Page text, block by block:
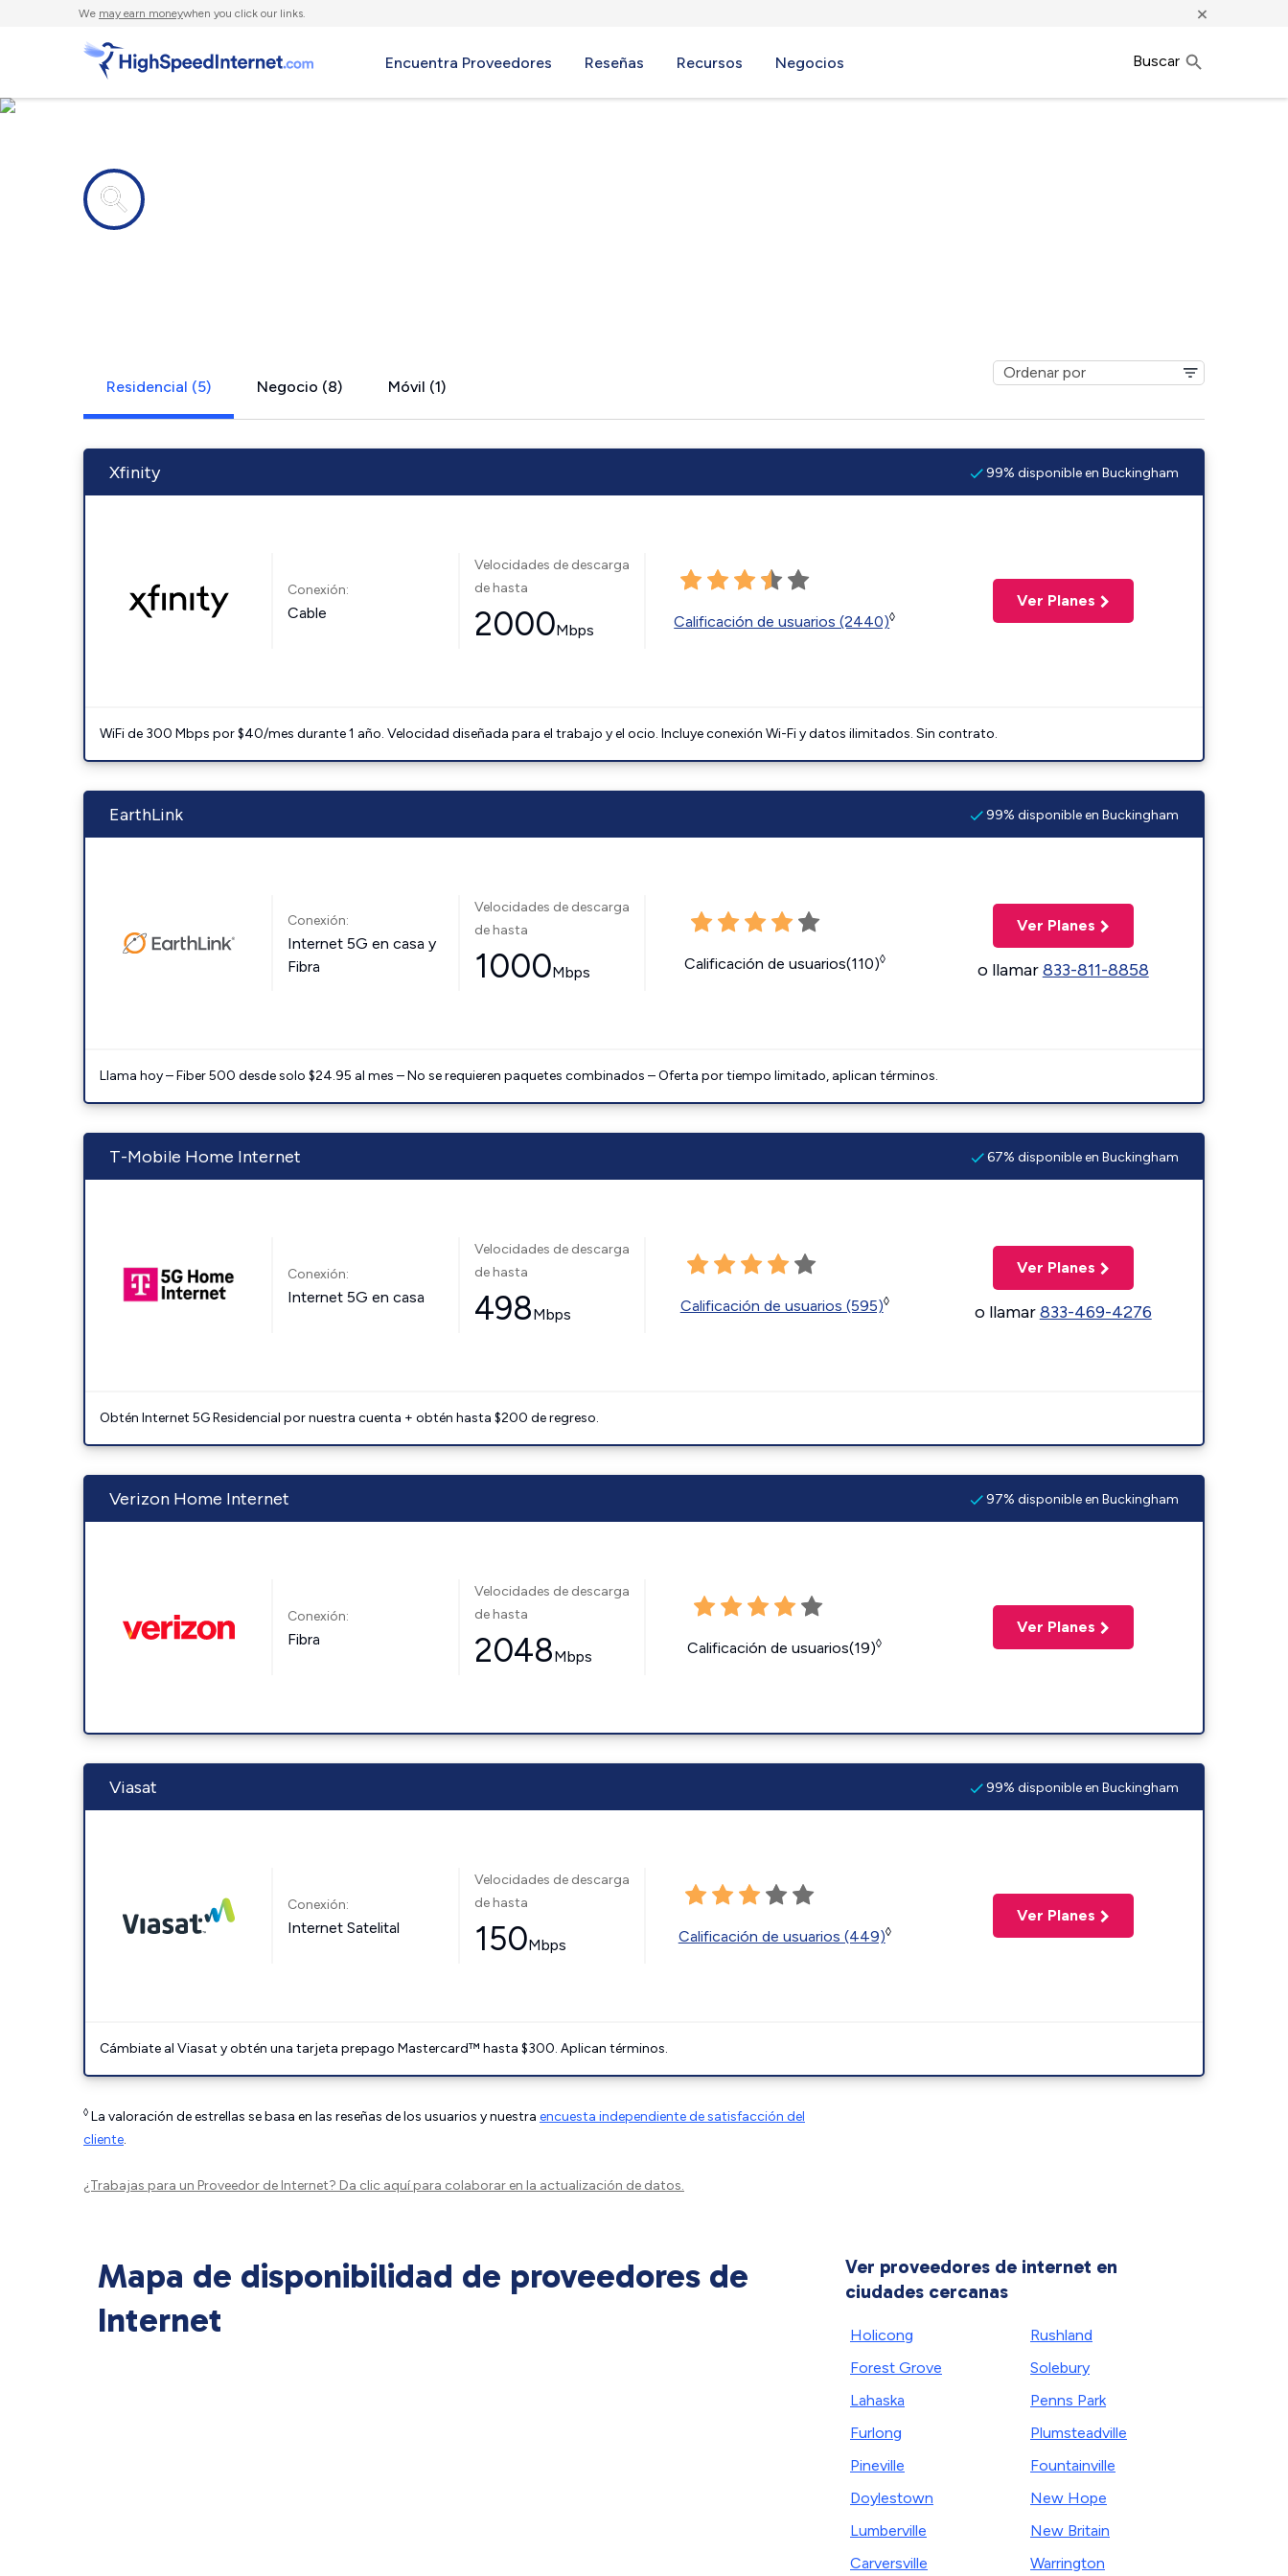
We may earn moneywhen you click our links. ×
Encuentra Proveedores Reseñas Recursos Negocios Buscar
Residencial (5) Negocio (8) Móvil (1)
Xfinity 99% disponible en Buckingham
Conexión:
Cable
Velocidades de descarga
de hasta
2000Mbps Calificación de usuarios (2440)◊
Ver Planes
WiFi de 300 Mbps por $40/mes durante 1 año. Velocidad diseñada para el trabajo y el ocio. Incluye conexión Wi-Fi y datos ilimitados. Sin contrato.
EarthLink 99% disponible en Buckingham
Conexión:
Internet 5G en casa y
Fibra
Velocidades de descarga
de hasta
1000Mbps Calificación de usuarios(110)◊
Ver Planes
o llamar833-811-8858
Llama hoy – Fiber 500 desde solo $24.95 al mes – No se requieren paquetes combinados – Oferta por tiempo limitado, aplican términos.
T-Mobile Home Internet 67% disponible en Buckingham
Conexión:
Internet 5G en casa
Velocidades de descarga
de hasta
498Mbps Calificación de usuarios (595)◊
Ver Planes
o llamar833-469-4276
Obtén Internet 5G Residencial por nuestra cuenta + obtén hasta $200 de regreso.
Verizon Home Internet 97% disponible en Buckingham
Conexión:
Fibra
Velocidades de descarga
de hasta
2048Mbps Calificación de usuarios(19)◊
Ver Planes
Viasat 99% disponible en Buckingham
Conexión:
Internet Satelital
Velocidades de descarga
de hasta
150Mbps Calificación de usuarios (449)◊
Ver Planes
Cámbiate al Viasat y obtén una tarjeta prepago Mastercard™ hasta $300. Aplican términos.
◊ La valoración de estrellas se basa en las reseñas de los usuarios y nuestra encuesta independiente de satisfacción del
cliente.
¿Trabajas para un Proveedor de Internet? Da clic aquípara colaborar en la actualización de datos.
Mapa de disponibilidad de proveedores de
Internet
Ver proveedores de internet en
ciudades cercanas
Holicong
Forest Grove
Lahaska
Furlong
Pineville
Doylestown
Lumberville
Carversville
Rushland
Solebury
Penns Park
Plumsteadville
Fountainville
New Hope
New Britain
Warrington